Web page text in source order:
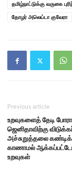
தமிழ்நாட்டுக்கு வருகை
தோழர் அலெய்டா குவேரா
Previous article
உறவுகளைத் தேடி
ஜெனிதாவிற்கு
அச்சுறுத்தலை
காணாமல்
உறவுகள்